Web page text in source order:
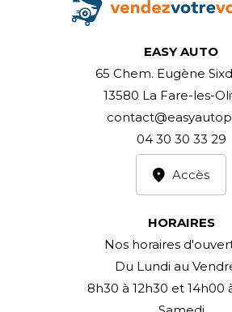
EASY AUTO
65 Chem. Eugène
13580 La Fare-les-
04 30 30 33 29
Accès
HORAIRES
Nos horaires
Du Lundi au
8h30 à 12h30 et 14h00